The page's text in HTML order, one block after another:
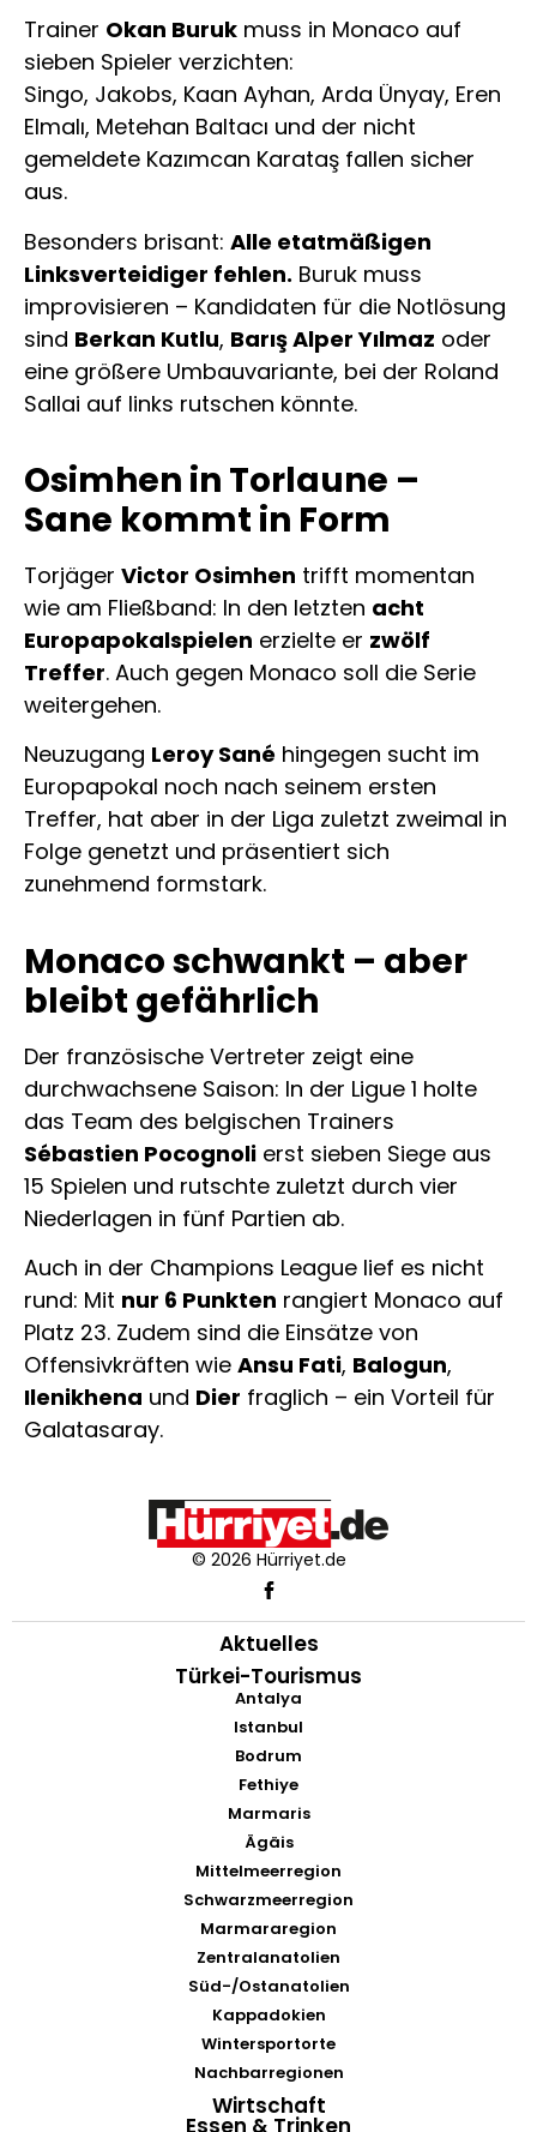
Trainer Okan Buruk muss in Monaco auf
sieben Spieler verzichten:
Singo, Jakobs, Kaan Ayhan, Arda Ünyay, Eren
Elmalı, Metehan Baltacı und der nicht
gemeldete Kazımcan Karataş fallen sicher
aus.
Besonders brisant: Alle etatmäßigen
Linksverteidiger fehlen. Buruk muss
improvisieren – Kandidaten für die Notlösung
sind Berkan Kutlu, Barış Alper Yılmaz oder
eine größere Umbauvariante, bei der Roland
Sallai auf links rutschen könnte.
Osimhen in Torlaune –
Sane kommt in Form
Torjäger Victor Osimhen trifft momentan
wie am Fließband: In den letzten acht
Europapokalspielen erzielte er zwölf
Treffer. Auch gegen Monaco soll die Serie
weitergehen.
Neuzugang Leroy Sané hingegen sucht im
Europapokal noch nach seinem ersten
Treffer, hat aber in der Liga zuletzt zweimal in
Folge genetzt und präsentiert sich
zunehmend formstark.
Monaco schwankt – aber
bleibt gefährlich
Der französische Vertreter zeigt eine
durchwachsene Saison: In der Ligue 1 holte
das Team des belgischen Trainers
Sébastien Pocognoli erst sieben Siege aus
15 Spielen und rutschte zuletzt durch vier
Niederlagen in fünf Partien ab.
Auch in der Champions League lief es nicht
rund: Mit nur 6 Punkten rangiert Monaco auf
Platz 23. Zudem sind die Einsätze von
Offensivkräften wie Ansu Fati, Balogun,
Ilenikhena und Dier fraglich – ein Vorteil für
Galatasaray.
© 2026 Hürriyet.de
Aktuelles
Türkei-Tourismus
Antalya
Istanbul
Bodrum
Fethiye
Marmaris
Ägäis
Mittelmeerregion
Schwarzmeerregion
Marmararegion
Zentralanatolien
Süd-/Ostanatolien
Kappadokien
Wintersportorte
Nachbarregionen
Wirtschaft
Essen & Trinken